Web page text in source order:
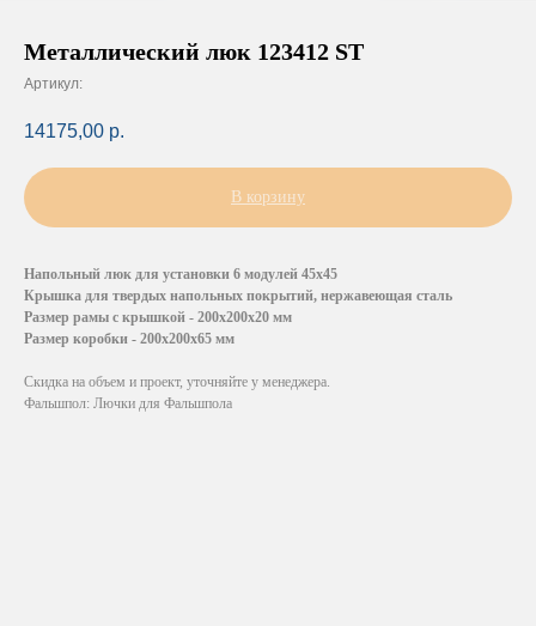
Металлический люк 123412 ST
Артикул:
14175,00 р.
В корзину
Напольный люк для установки 6 модулей 45х45
Крышка для твердых напольных покрытий, нержавеющая сталь
Размер рамы с крышкой - 200x200x20 мм
Размер коробки - 200x200х65 мм
Скидка на объем и проект, уточняйте у менеджера.
Фальшпол: Лючки для Фальшпола